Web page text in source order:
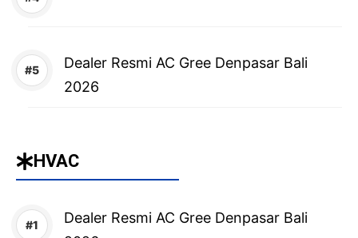
Dealer Resmi AC Gree Denpasar Bali
2026
HVAC
Dealer Resmi AC Gree Denpasar Bali